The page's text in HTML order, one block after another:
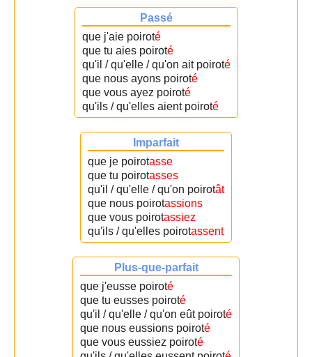
Passé
que j'aie poiroté
que tu aies poiroté
qu'il / qu'elle / qu'on ait poiroté
que nous ayons poiroté
que vous ayez poiroté
qu'ils / qu'elles aient poiroté
Imparfait
que je poirotasse
que tu poirotasses
qu'il / qu'elle / qu'on poirotât
que nous poirotassions
que vous poirotassiez
qu'ils / qu'elles poirotassent
Plus-que-parfait
que j'eusse poiroté
que tu eusses poiroté
qu'il / qu'elle / qu'on eût poiroté
que nous eussions poiroté
que vous eussiez poiroté